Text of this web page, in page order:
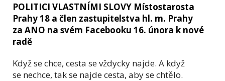
POLITICI VLASTNÍMI SLOVY Místostarosta
Prahy 18 a člen zastupitelstva hl. m. Prahy
za ANO na svém Facebooku 16. února k nové
radě
Když se chce, cesta se vždycky najde. A když
se nechce, tak se najde cesta, aby se chtělo.